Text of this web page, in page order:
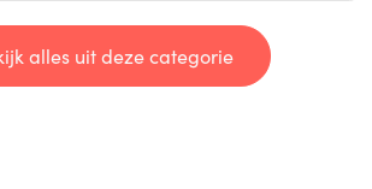
alles uit deze categorie